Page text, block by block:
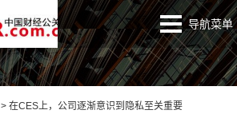
导航菜单
>在CES上，公司逐渐意识到隐私至关重要